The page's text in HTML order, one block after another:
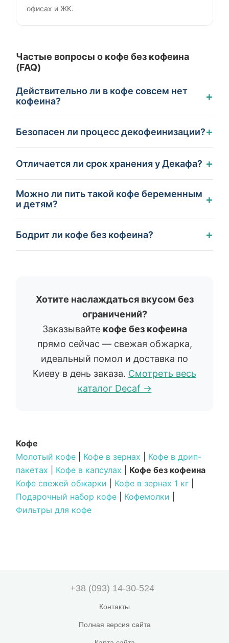
офисах и ЖК.
Частые вопросы о кофе без кофеина
(FAQ)
Действительно ли в кофе совсем нет
кофеина?
+
Безопасен ли процесс декофеинизации?+
Отличается ли срок хранения у Декафа? +
Можно ли пить такой кофе беременным
и детям?
+
Бодрит ли кофе без кофеина? +
Хотите наслаждаться вкусом без
ограничений?
Заказывайте кофе без кофеина
прямо сейчас — свежая обжарка,
идеальный помол и доставка по
Киеву в день заказа. Смотреть весь
каталог Decaf →
Кофе
Молотый кофе
Кофе в зернах
Кофе в дрип-
пакетах
Кофе в капсулах
Кофе без кофеина
Кофе свежей обжарки
Кофе в зернах 1 кг
Подарочный набор кофе
Кофемолки
Фильтры для кофе
+38 (093) 14-30-524
Контакты
Полная версия сайта